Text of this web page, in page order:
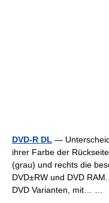
DVD-R DL —
ihrer Farbe der
(grau) und rechts die
DVD±RW und DVD
DVD Varianten, mit… …